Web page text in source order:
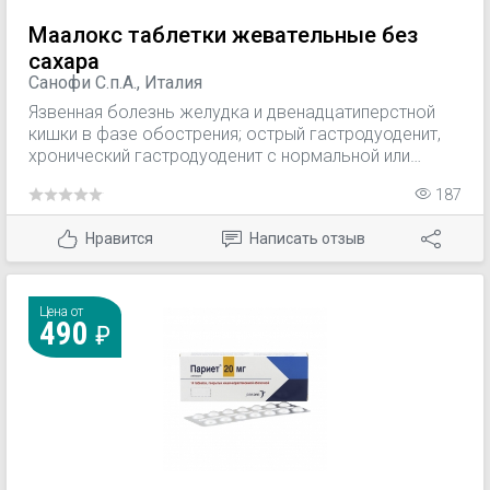
Маалокс таблетки жевательные без
сахара
Санофи С.п.А., Италия
Язвенная болезнь желудка и двенадцатиперстной
кишки в фазе обострения; острый гастродуоденит,
хронический гастродуоденит с нормальной или
обострения; грыжа пищеводного отверстия
диафрагмы, рефлюкс-эзофагит; диспептические
явления, такие как дискомфорт или боли в
эпигастрии, изжога, кислая отрыжка после
этанола, кофе, никотина диспептические явления,
такие как дискомфорт или боли в эпигастрии,
изжога, кислая отрыжка (и их профилактика),
возникающие в результате применения некоторых
187
Нравится Написать отзыв
Цена от
490